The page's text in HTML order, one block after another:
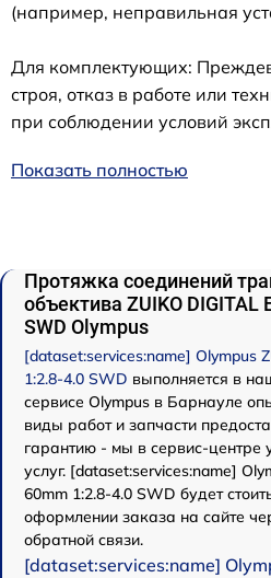
(например, неправильная
Для комплектующих:
строя, отказ в работе или
при соблюдении условий
Показать полностью
Протяжка соединений
объектива ZUIKO DIGITAL
SWD Olympus
[dataset:services:name] Olympus
1:2.8-4.0 SWD выполняется в
сервисе Olympus в Барнауле
виды работ и запчасти
гарантию - мы в сервис-центре
услуг. [dataset:services:name]
60mm 1:2.8-4.0 SWD будет
оформлении заказа на сайте
обратной связи.
[dataset:services:name]